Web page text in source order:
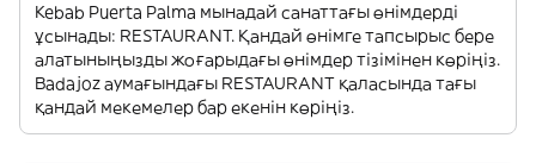
Kebab Puerta Palma мынадай санаттағы өнімдерді
ұсынады: RESTAURANT. Қандай өнімге тапсырыс бере
алатыныңызды жоғарыдағы өнімдер тізімінен көріңіз.
Badajoz аумағындағы RESTAURANT қаласында тағы
қандай мекемелер бар екенін көріңіз.